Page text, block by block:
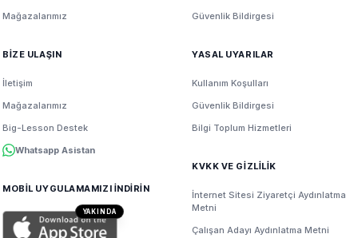
Mağazalarımız
Güvenlik Bildirgesi
BİZE ULAŞIN
İletişim
Mağazalarımız
Big-Lesson Destek
Whatsapp Asistan
MOBİL UYGULAMAMIZI İNDİRİN
YAKINDA
YASAL UYARILAR
Kullanım Koşulları
Güvenlik Bildirgesi
Bilgi Toplum Hizmetleri
KVKK VE GİZLİLİK
İnternet Sitesi Ziyaretçi Aydınlatma
Metni
Çalışan Adayı Aydınlatma Metni